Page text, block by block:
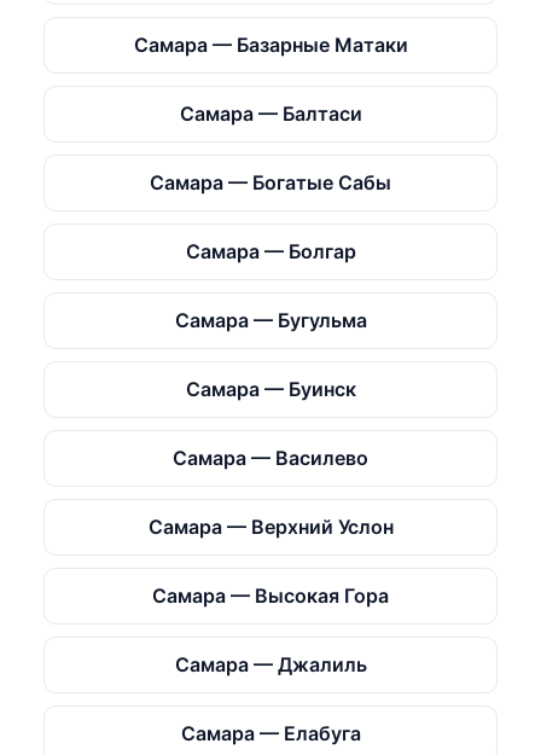
Самара — Базарные Матаки
Самара — Балтаси
Самара — Богатые Сабы
Самара — Болгар
Самара — Бугульма
Самара — Буинск
Самара — Василево
Самара — Верхний Услон
Самара — Высокая Гора
Самара — Джалиль
Самара — Елабуга